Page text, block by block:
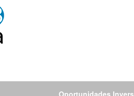
Oportunidades